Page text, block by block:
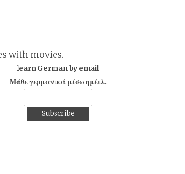
with movies.
learn German by email
Μάθε γερμανικά μέσω ημέιλ.